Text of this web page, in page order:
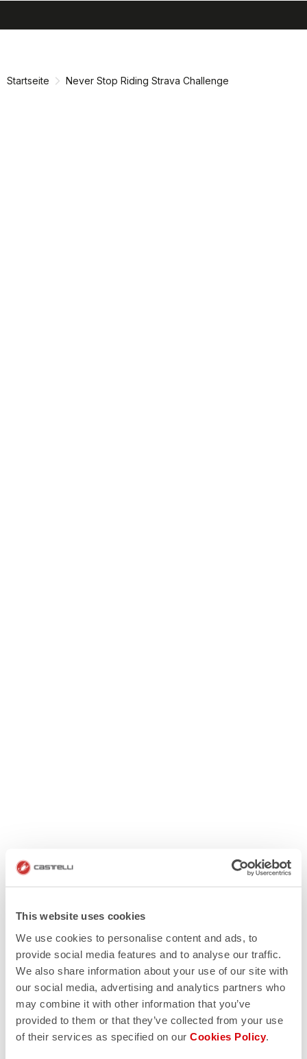
This website uses cookies
We use cookies to personalise content and ads, to
provide social media features and to analyse our traffic.
We also share information about your use of our site with
our social media, advertising and analytics partners who
may combine it with other information that you’ve
provided to them or that they’ve collected from your use
of their services as specified on our Cookies Policy.
Startseite Never Stop Riding Strava Challenge